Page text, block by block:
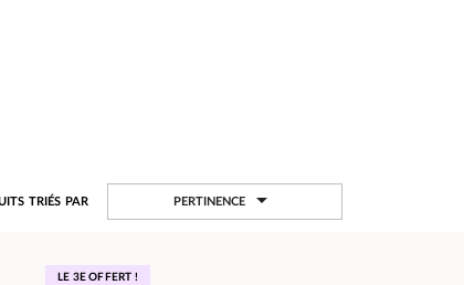
TRIÉS PAR PERTINENCE 
LE 3E OFFERT !